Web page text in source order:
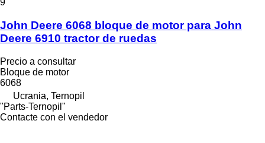
9
John Deere 6068 bloque de motor para John
Deere 6910 tractor de ruedas
Precio a consultar
Bloque de motor
6068
Ucrania, Ternopil
"Parts-Ternopil"
Contacte con el vendedor